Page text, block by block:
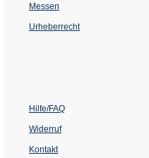
Messen
Urheberrecht
Hilfe/FAQ
Widerruf
Kontakt